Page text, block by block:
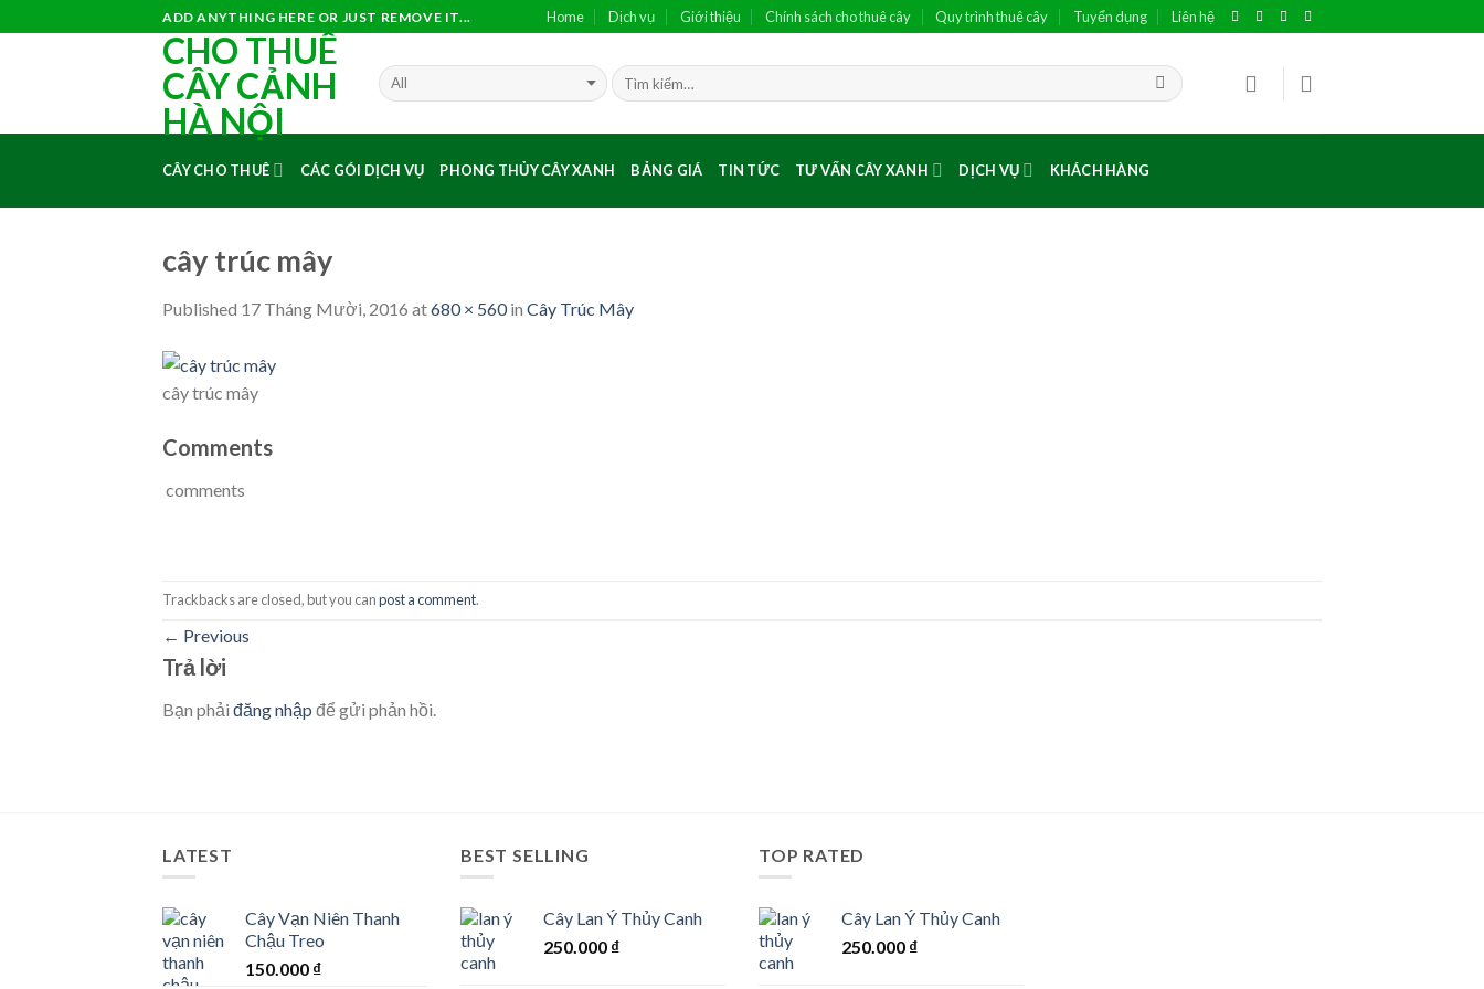
ADD ANYTHING HERE OR JUST REMOVE IT... Home Dịch vụ Giới thiệu Chính sách cho thuê cây Quy trình thuê cây Tuyển dụng Liên hệ
CHO THUÊ
CÂY CẢNH
HÀ NỘI
CÂY CHO THUÊ CÁC GÓI DỊCH VỤ PHONG THỦY CÂY XANH BẢNG GIÁ TIN TỨC TƯ VẤN CÂY XANH DỊCH VỤ KHÁCH HÀNG
cây trúc mây
Published 17 Tháng Mười, 2016 at680 × 560in Cây Trúc Mây
cây trúc mây
Comments
comments
Trackbacks are closed, but you canpost a comment.
← Previous
Trả lời
Bạn phải đăng nhập để gửi phản hồi.
LATEST
Cây Vạn Niên Thanh
Chậu Treo
150.000 ₫
BEST SELLING
Cây Lan Ý Thủy Canh
250.000 ₫
TOP RATED
Cây Lan Ý Thủy Canh
250.000 ₫